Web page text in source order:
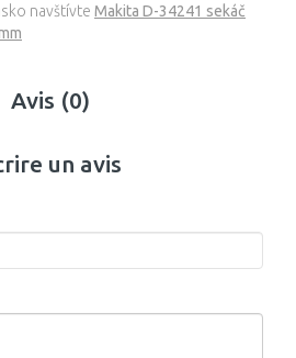
navštívte Makita D-34241 sekáč
Avis (0)
un avis